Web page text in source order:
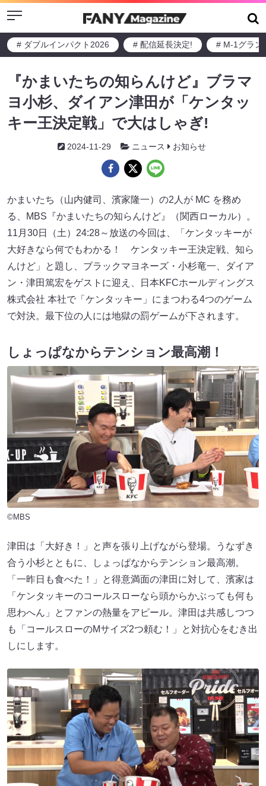
Menu
# ダブルインパクト2026 # 配信延長決定! # M-1グラン
『かまいたちの知らんけど』ブラマ
ヨ小杉、ダイアン津田が「ケンタッ
キー王決定戦」で大はしゃぎ!
2024-11-29 ニュース お知らせ
かまいたち（山内健司、濱家隆一）の2人が MC を務め
る、MBS『かまいたちの知らんけど』（関西ローカル）。
11月30日（土）24:28～放送の今回は、「ケンタッキーが
大好きなら何でもわかる！ ケンタッキー王決定戦、知ら
んけど」と題し、ブラックマヨネーズ・小杉竜一、ダイア
ン・津田篤宏をゲストに迎え、日本KFCホールディングス
株式会社 本社で「ケンタッキー」にまつわる4つのゲーム
で対決。最下位の人には地獄の罰ゲームが下されます。
しょっぱなからテンション最高潮！
©MBS
津田は「大好き！」と声を張り上げながら登場。うなずき
合う小杉とともに、しょっぱなからテンション最高潮。
「一昨日も食べた！」と得意満面の津田に対して、濱家は
「ケンタッキーのコールスローなら頭からかぶっても何も
思わへん」とファンの熱量をアピール。津田は共感しつつ
も「コールスローのMサイズ2つ頼む！」と対抗心をむき出
しにします。